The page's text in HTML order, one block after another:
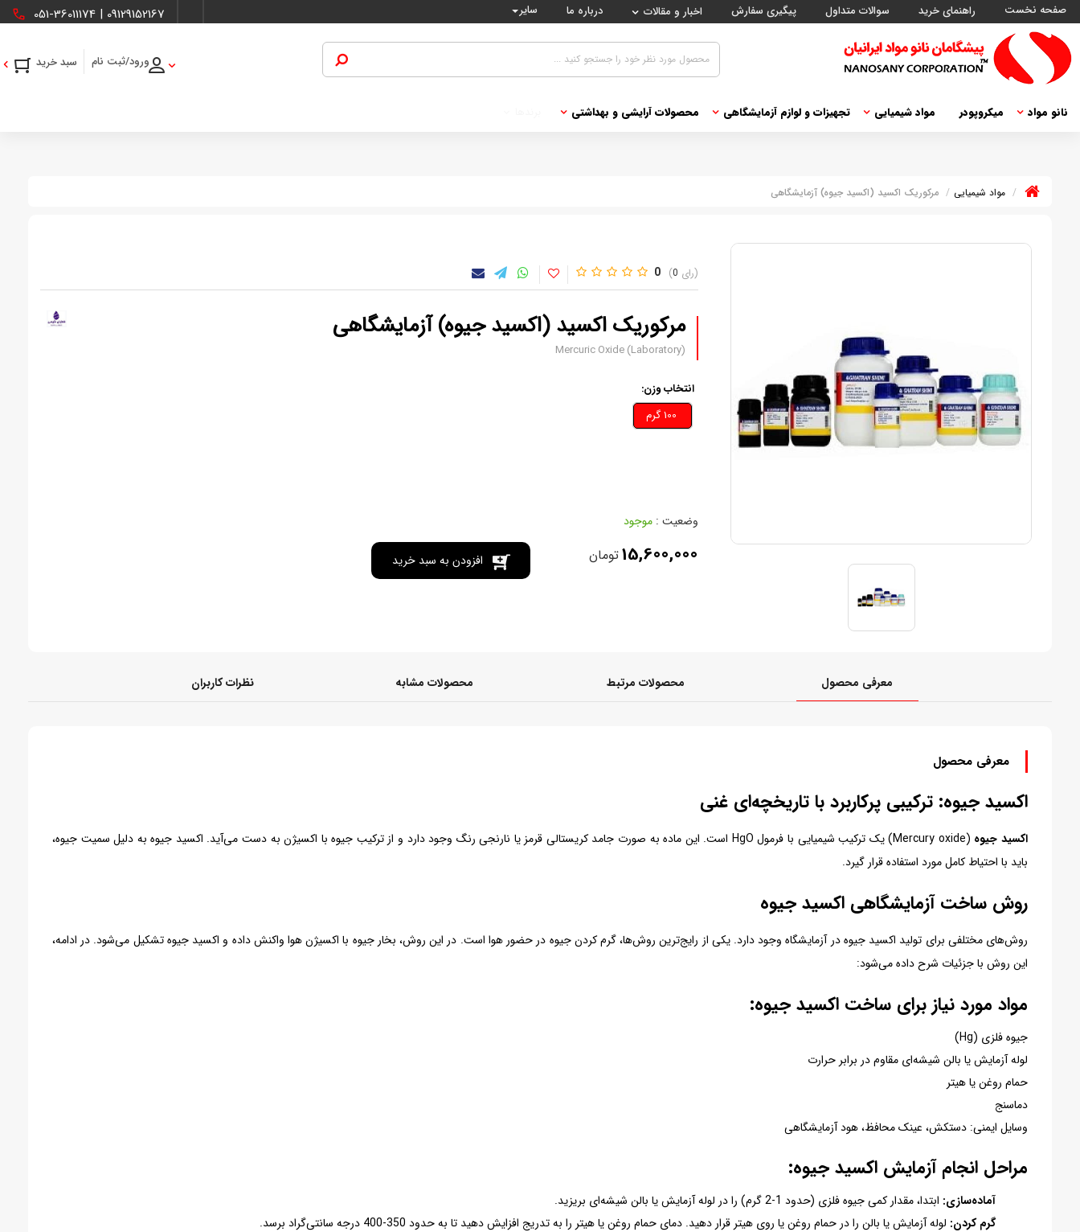
صفحه نخست راهنمای خرید سوالات متداول پیگیری سفارش اخبار و مقالات درباره ما سایر 09129152167
|
051-36011174
ورود/ثبت نام
نانو مواد میکروپودر مواد شیمیایی تجهیزات و لوازم آزمایشگاهی محصولات آرایشی و بهداشتی
مواد شیمیایی مرکوریک اکسید (اکسید جیوه) آزمایشگاهی
0 0
مرکوریک اکسید (اکسید جیوه) آزمایشگاهی
Mercuric Oxide (Laboratory)
انتخاب وزن:
وضعیت : موجود
15,600,000تومان افزودن به سبد خرید
معرفی محصول محصولات مرتبط محصولات مشابه نظرات کاربران
معرفی محصول
اکسید جیوه: ترکیبی پرکاربرد با تاریخچه‌ای غنی
اکسید جیوه
(Mercury oxide) یک ترکیب شیمیایی با فرمول HgO است. این ماده به صورت جامد کریستالی قرمز یا نارنجی رنگ وجود دارد و از ترکیب جیوه با اکسیژن به دست می‌آید. اکسید جیوه به دلیل سمیت جیوه،
باید با احتیاط کامل مورد استفاده قرار گیرد.
روش ساخت آزمایشگاهی اکسید جیوه
روش‌های مختلفی برای تولید اکسید جیوه در آزمایشگاه وجود دارد. یکی از رایج‌ترین روش‌ها، گرم کردن جیوه در حضور هوا است. در این روش، بخار جیوه با اکسیژن هوا واکنش داده و اکسید جیوه تشکیل می‌شود. در ادامه،
این روش با جزئیات شرح داده می‌شود:
مواد مورد نیاز برای ساخت اکسید جیوه:
جیوه فلزی (Hg)
لوله آزمایش یا بالن شیشه‌ای مقاوم در برابر حرارت
حمام روغن یا هیتر
دماسنج
وسایل ایمنی: دستکش، عینک محافظ، هود آزمایشگاهی
مراحل انجام آزمایش اکسید جیوه:
آماده‌سازی: ابتدا، مقدار کمی جیوه فلزی (حدود 1-2 گرم) را در لوله آزمایش یا بالن شیشه‌ای بریزید.
گرم کردن: لوله آزمایش یا بالن را در حمام روغن یا روی هیتر قرار دهید. دمای حمام روغن یا هیتر را به تدریج افزایش دهید تا به حدود 350-400 درجه سانتی‌گراد برسد.